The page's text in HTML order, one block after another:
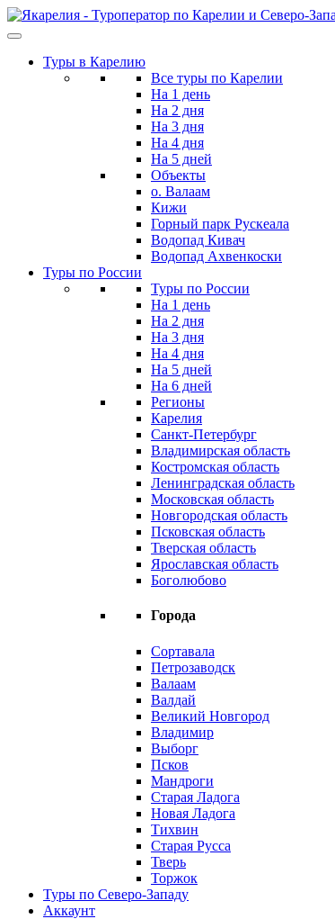
Skip
to
contentТуры в Карелию
Все туры по Карелии
На 1 день
На 2 дня
На 3 дня
На 4 дня
На 5 дней
Объекты
о. Валаам
Кижи
Горный парк Рускеала
Водопад Кивач
Водопад Ахвенкоски
Туры по России
Туры по России
На 1 день
На 2 дня
На 3 дня
На 4 дня
На 5 дней
На 6 дней
Регионы
Карелия
Санкт-Петербург
Владимирская область
Костромская область
Ленинградская область
Московская область
Новгородская область
Псковская область
Тверская область
Ярославская область
Боголюбово
Города
Сортавала
Петрозаводск
Валаам
Валдай
Великий Новгород
Владимир
Выборг
Псков
Мандроги
Старая Ладога
Новая Ладога
Тихвин
Старая Русса
Тверь
Торжок
Туры по Северо-Западу
Аккаунт